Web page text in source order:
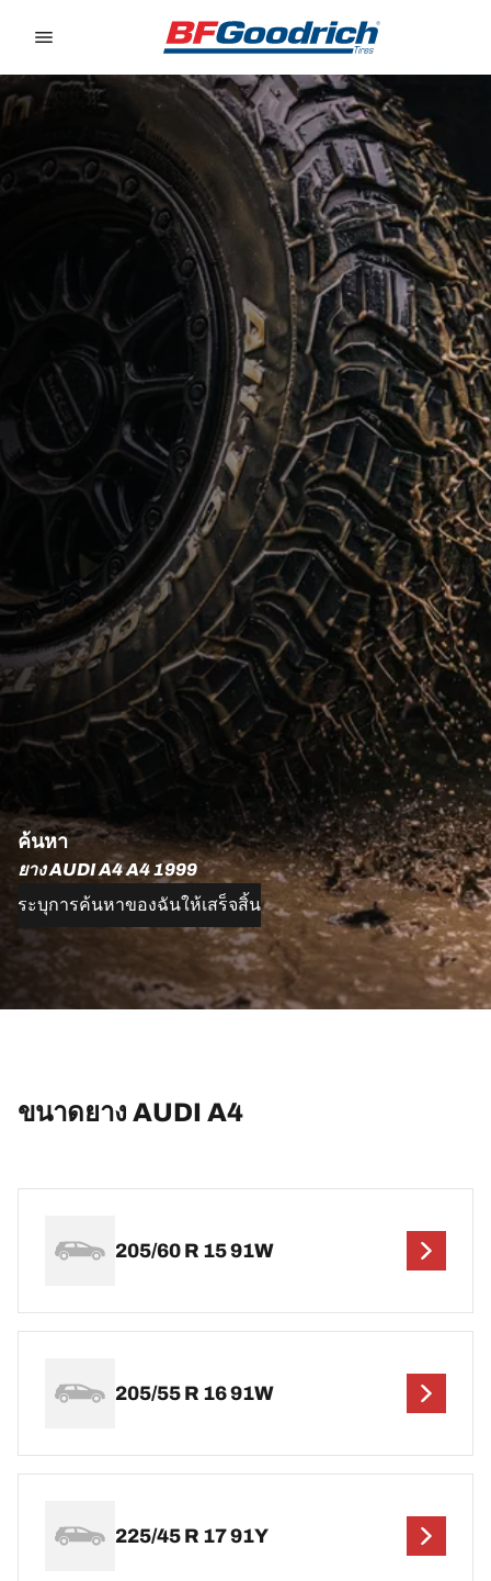
ค้นหา
ยาง AUDI A4 A4 1999
ระบุการค้นหาของฉันให้เสร็จสิ้น
ขนาดยาง AUDI A4
205/60 R 15 91W
205/55 R 16 91W
225/45 R 17 91Y